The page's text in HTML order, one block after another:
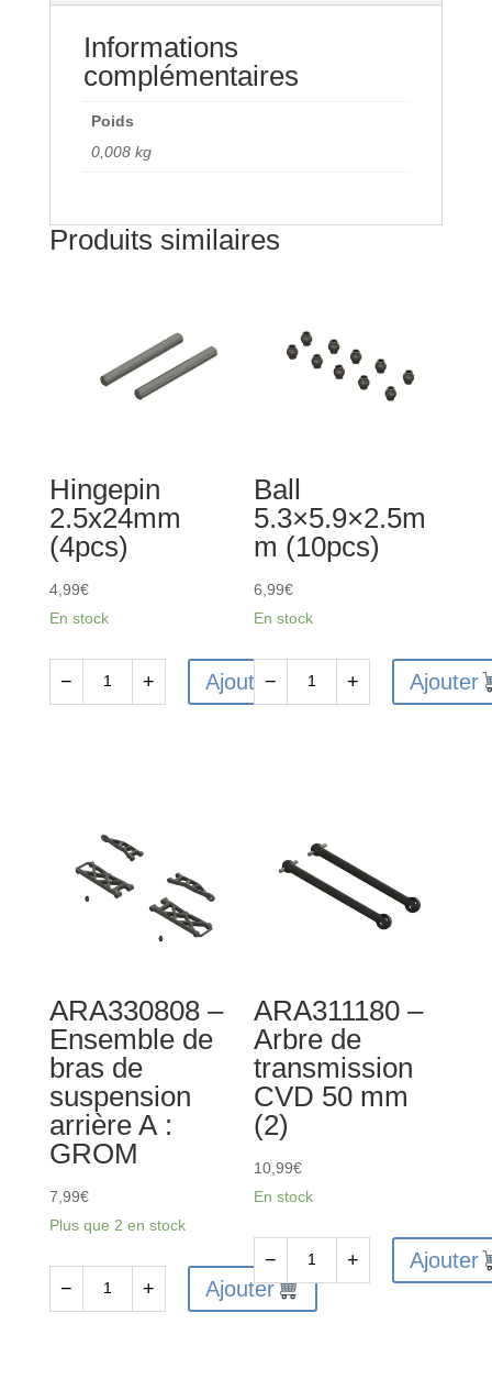
sangles
batterie
Informations
complémentaires
Poids
0,008 kg
Produits similaires
Hingepin
2.5x24mm
(4pcs)
4,99€
En stock
− + Ajouter
Ball
5.3×5.9×2.5m
m (10pcs)
6,99€
En stock
− + Ajouter
ARA330808 –
Ensemble de
bras de
suspension
arrière A :
GROM
7,99€
Plus que 2 en stock
− + Ajouter
ARA311180 –
Arbre de
transmission
CVD 50 mm
(2)
10,99€
En stock
de
− + Ajouter